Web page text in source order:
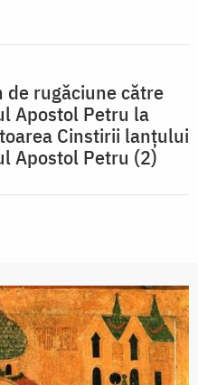
de rugăciune către
Apostol Petru la
Cinstirii lanţului
Apostol Petru (2)